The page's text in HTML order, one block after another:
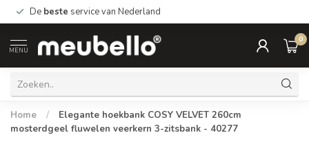
De beste service van Nederland
MENU
0
Home /
Elegante hoekbank COSY VELVET 260cm
mosterdgeel fluwelen veerkern 3-zitsbank - 40277